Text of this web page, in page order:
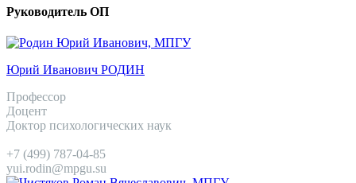
Руководитель ОП
Юрий Иванович РОДИН
Профессор
Доцент
Доктор психологических наук
+7 (499) 787-04-85
yui.rodin@mpgu.su